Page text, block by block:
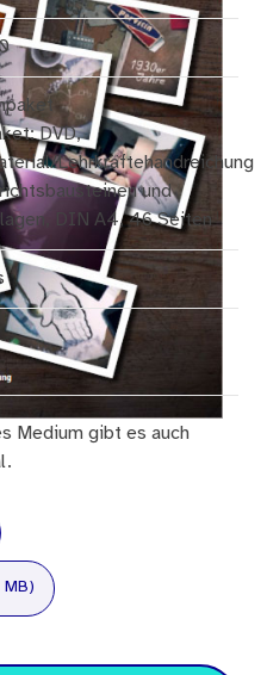
DVD,
Lehrkräftehandreichung
und
DIN A4, 46 Seiten
Medium gibt es auch
MB)